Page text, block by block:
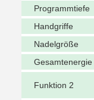
Programmtiefe
Handgriffe
Nadelgröße
Gesamtenergie
Funktion 2